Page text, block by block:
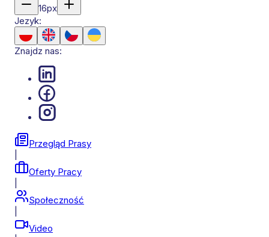
16px
Jezyk:
Znajdz nas:
Przegląd Prasy
Oferty Pracy
Społeczność
Video